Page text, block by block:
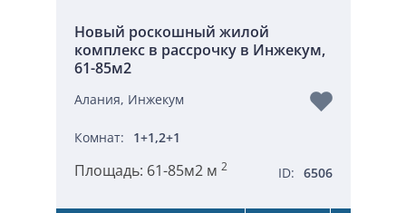
Новый роскошный жилой
комплекс в рассрочку в Инжекум,
61-85м2
Алания, Инжекум
Комнат: 1+1,2+1
Площадь: 61-85м2 м 2 ID: 6506